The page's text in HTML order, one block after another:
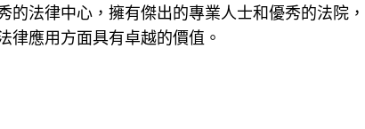
的法律中心，擁有傑出的專業人士和優秀的法院，
律應用方面具有卓越的價值。